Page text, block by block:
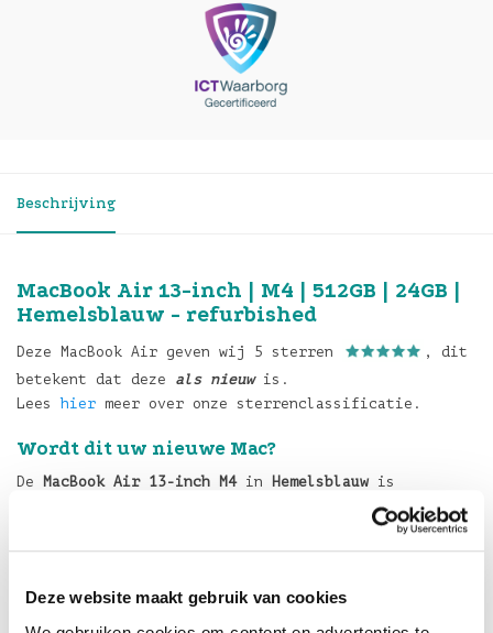
Deze website maakt gebruik van cookies
Beschrijving
MacBook Air 13-inch | M4 | 512GB | 24GB |
Hemelsblauw - refurbished
Deze MacBook Air geven wij 5 sterren
, dit
betekent dat deze als nieuwis.
Leeshier meer over onze sterrenclassificatie.
Wordt dit uw nieuwe Mac?
De MacBook Air 13-inch M4 in Hemelsblauw is
ontworpen voor wie topprestaties wil in een compact
en512GB
SSD-opslagzorgen voor snelheid en efficiëntie bij
adembenemende beeldkwaliteit voor werk en
ontspanning.